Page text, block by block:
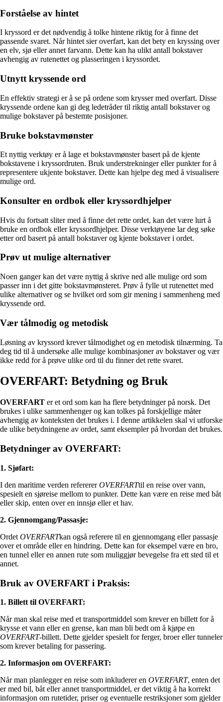
Forståelse av hintet
I kryssord er det nødvendig å tolke hintene riktig for å finne det
passende svaret. Når hintet sier overfart, kan det bety en kryssing over
en elv, sjø eller annet farvann. Dette kan ha ulikt antall bokstaver
avhengig av rutenettet og plasseringen i kryssordet.
Utnytt kryssende ord
En effektiv strategi er å se på ordene som krysser med overfart. Disse
kryssende ordene kan gi deg ledetråder til riktig antall bokstaver og
mulige bokstaver på bestemte posisjoner.
Bruke bokstavmønster
Et nyttig verktøy er å lage et bokstavmønster basert på de kjente
bokstavene i kryssordruten. Bruk understrekninger eller punkter for å
representere ukjente bokstaver. Dette kan hjelpe deg med å visualisere
mulige ord.
Konsulter en ordbok eller kryssordhjelper
Hvis du fortsatt sliter med å finne det rette ordet, kan det være lurt å
bruke en ordbok eller kryssordhjelper. Disse verktøyene lar deg søke
etter ord basert på antall bokstaver og kjente bokstaver i ordet.
Prøv ut mulige alternativer
Noen ganger kan det være nyttig å skrive ned alle mulige ord som
passer inn i det gitte bokstavmønsteret. Prøv å fylle ut rutenettet med
ulike alternativer og se hvilket ord som gir mening i sammenheng med
kryssende ord.
Vær tålmodig og metodisk
Løsning av kryssord krever tålmodighet og en metodisk tilnærming. Ta
deg tid til å undersøke alle mulige kombinasjoner av bokstaver og vær
ikke redd for å prøve ulike ord til du finner det rette svaret.
OVERFART: Betydning og Bruk
OVERFART er et ord som kan ha flere betydninger på norsk. Det
brukes i ulike sammenhenger og kan tolkes på forskjellige måter
avhengig av konteksten det brukes i. I denne artikkelen skal vi utforske
de ulike betydningene av ordet, samt eksempler på hvordan det brukes.
Betydninger av OVERFART:
1. Sjøfart:
I den maritime verden referererOVERFARTtil en reise over vann,
spesielt en sjøreise mellom to punkter. Dette kan være en reise med båt
eller skip, enten over en innsjø eller et hav.
2. Gjennomgang/Passasje:
Ordet OVERFARTkan også referere til en gjennomgang eller passasje
over et område eller en hindring. Dette kan for eksempel være en bro,
en tunnel eller en annen rute som muliggjør bevegelse fra ett sted til et
annet.
Bruk av OVERFART i Praksis:
1. Billett til OVERFART:
Når man skal reise med et transportmiddel som krever en billett for å
krysse et vann eller en grense, kan man bli bedt om å kjøpe en
OVERFART-billett. Dette gjelder spesielt for ferger, broer eller tunneler
som krever betaling for passering.
2. Informasjon om OVERFART:
Når man planlegger en reise som inkluderer en OVERFART, enten det
er med bil, båt eller annet transportmiddel, er det viktig å ha korrekt
informasjon om rutetider, priser og eventuelle restriksjoner som gjelder